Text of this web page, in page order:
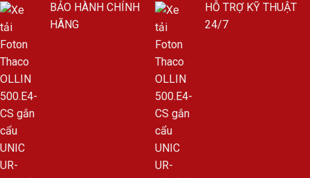
BẢO HÀNH CHÍNH
HÃNG
HỖ TRỢ KỸ THUẬT
24/7